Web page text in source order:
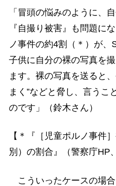
「冒頭の悩みのように、
『自撮り被害』も問題に
ノ事件の約4割（＊）が、
子供に自分の裸の写真を
ます。裸の写真を送ると
まく”などと脅し、言うこ
のです」（鈴木さん）
【＊『［児童ポルノ事件
別）の割合』（警察庁HP
こういったケースの場